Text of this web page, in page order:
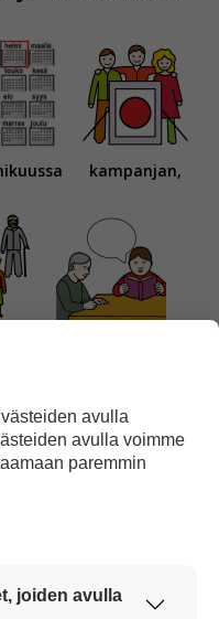
kampanjan,
avulla
avulla voimme
paremmin
joiden avulla